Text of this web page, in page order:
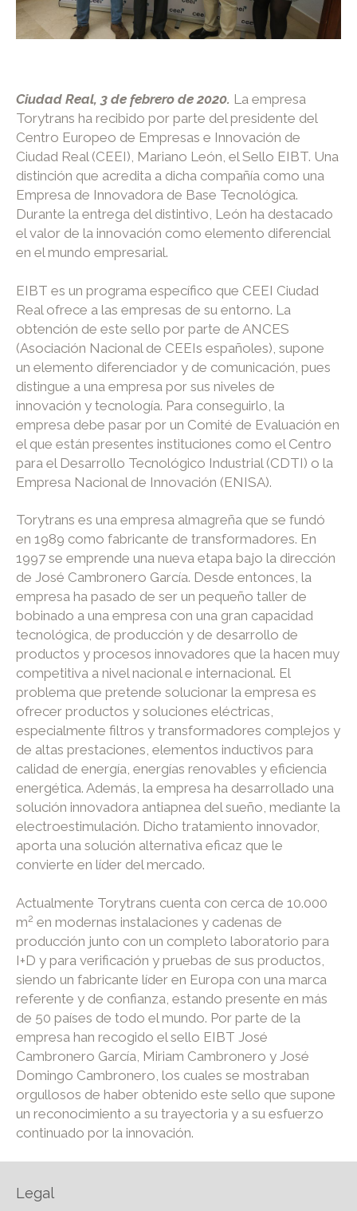
Ciudad Real, 3 de febrero de 2020. La empresa
Torytrans ha recibido por parte del presidente del
Centro Europeo de Empresas e Innovación de
Ciudad Real (CEEI), Mariano León, el Sello EIBT. Una
distinción que acredita a dicha compañía como una
Empresa de Innovadora de Base Tecnológica.
Durante la entrega del distintivo, León ha destacado
el valor de la innovación como elemento diferencial
en el mundo empresarial.
EIBT es un programa específico que CEEI Ciudad
Real ofrece a las empresas de su entorno. La
obtención de este sello por parte de ANCES
(Asociación Nacional de CEEIs españoles), supone
un elemento diferenciador y de comunicación, pues
distingue a una empresa por sus niveles de
innovación y tecnología. Para conseguirlo, la
empresa debe pasar por un Comité de Evaluación en
el que están presentes instituciones como el Centro
para el Desarrollo Tecnológico Industrial (CDTI) o la
Empresa Nacional de Innovación (ENISA).
Torytrans es una empresa almagreña que se fundó
en 1989 como fabricante de transformadores. En
1997 se emprende una nueva etapa bajo la dirección
de José Cambronero García. Desde entonces, la
empresa ha pasado de ser un pequeño taller de
bobinado a una empresa con una gran capacidad
tecnológica, de producción y de desarrollo de
productos y procesos innovadores que la hacen muy
competitiva a nivel nacional e internacional. El
problema que pretende solucionar la empresa es
ofrecer productos y soluciones eléctricas,
especialmente filtros y transformadores complejos y
de altas prestaciones, elementos inductivos para
calidad de energía, energías renovables y eficiencia
energética. Además, la empresa ha desarrollado una
solución innovadora antiapnea del sueño, mediante la
electroestimulación. Dicho tratamiento innovador,
aporta una solución alternativa eficaz que le
convierte en líder del mercado.
Actualmente Torytrans cuenta con cerca de 10.000
m2 en modernas instalaciones y cadenas de
producción junto con un completo laboratorio para
I+D y para verificación y pruebas de sus productos,
siendo un fabricante líder en Europa con una marca
referente y de confianza, estando presente en más
de 50 países de todo el mundo. Por parte de la
empresa han recogido el sello EIBT José
Cambronero García, Miriam Cambronero y José
Domingo Cambronero, los cuales se mostraban
orgullosos de haber obtenido este sello que supone
un reconocimiento a su trayectoria y a su esfuerzo
continuado por la innovación.
Legal